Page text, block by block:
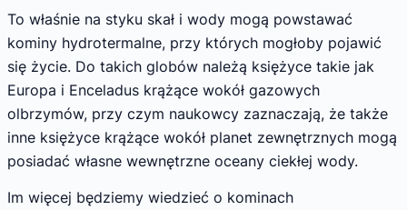
To właśnie na styku skał i wody mogą powstawać
kominy hydrotermalne, przy których mogłoby pojawić
się życie. Do takich globów należą księżyce takie jak
Europa i Enceladus krążące wokół gazowych
olbrzymów, przy czym naukowcy zaznaczają, że także
inne księżyce krążące wokół planet zewnętrznych mogą
posiadać własne wewnętrzne oceany ciekłej wody.
Im więcej będziemy wiedzieć o kominach